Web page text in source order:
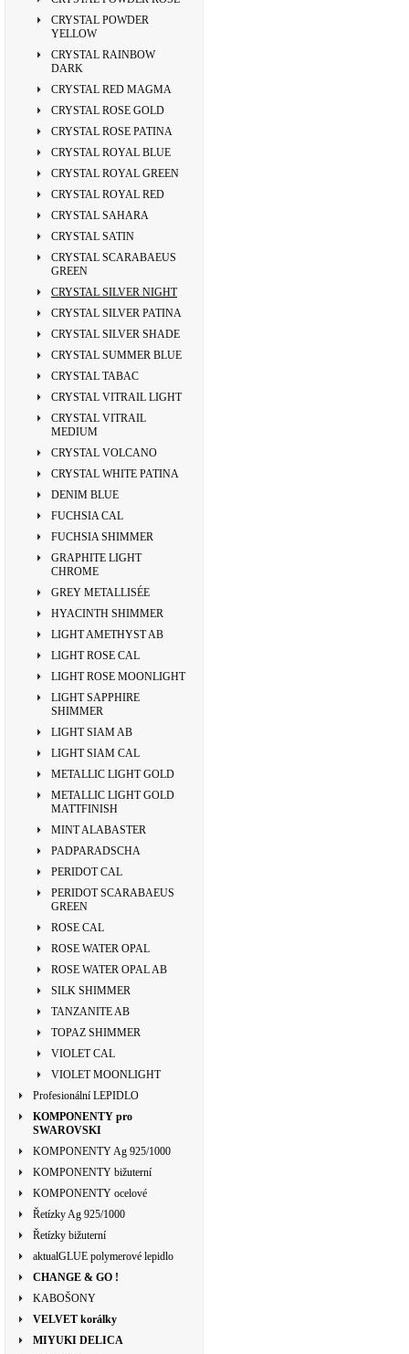
CRYSTAL POWDER
YELLOW
CRYSTAL RAINBOW
DARK
CRYSTAL RED MAGMA
CRYSTAL ROSE GOLD
CRYSTAL ROSE PATINA
CRYSTAL ROYAL BLUE
CRYSTAL ROYAL GREEN
CRYSTAL ROYAL RED
CRYSTAL SAHARA
CRYSTAL SATIN
CRYSTAL SCARABAEUS
GREEN
CRYSTAL SILVER NIGHT
CRYSTAL SILVER PATINA
CRYSTAL SILVER SHADE
CRYSTAL SUMMER BLUE
CRYSTAL TABAC
CRYSTAL VITRAIL LIGHT
CRYSTAL VITRAIL
MEDIUM
CRYSTAL VOLCANO
CRYSTAL WHITE PATINA
DENIM BLUE
FUCHSIA CAL
FUCHSIA SHIMMER
GRAPHITE LIGHT
CHROME
GREY METALLISÉE
HYACINTH SHIMMER
LIGHT AMETHYST AB
LIGHT ROSE CAL
LIGHT ROSE MOONLIGHT
LIGHT SAPPHIRE
SHIMMER
LIGHT SIAM AB
LIGHT SIAM CAL
METALLIC LIGHT GOLD
METALLIC LIGHT GOLD
MATTFINISH
MINT ALABASTER
PADPARADSCHA
PERIDOT CAL
PERIDOT SCARABAEUS
GREEN
ROSE CAL
ROSE WATER OPAL
ROSE WATER OPAL AB
SILK SHIMMER
TANZANITE AB
TOPAZ SHIMMER
VIOLET CAL
VIOLET MOONLIGHT
Profesionální LEPIDLO
KOMPONENTY pro
SWAROVSKI
KOMPONENTY Ag 925/1000
KOMPONENTY bižuterní
KOMPONENTY ocelové
Řetízky Ag 925/1000
Řetízky bižuterní
aktualGLUE polymerové lepidlo
CHANGE & GO !
KABOŠONY
VELVET korálky
MIYUKI DELICA